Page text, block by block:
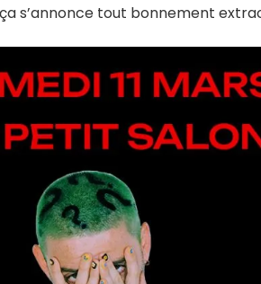
s’annonce tout bonnement